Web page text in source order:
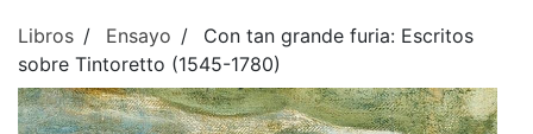
Libros Ensayo
Con tan grande furia: Escritos
sobre Tintoretto (1545-1780)